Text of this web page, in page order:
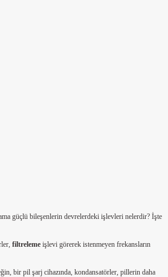
güçlü bileşenlerin devrelerdeki işlevleri nelerdir? İşte
filtreleme işlevi görerek istenmeyen frekansların
bir pil şarj cihazında, kondansatörler, pillerin daha